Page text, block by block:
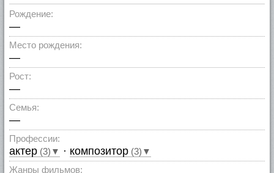
Рождение:
—
Место рождения:
—
Рост:
—
Семья:
—
Профессии:
актер (3)▼ · композитор (3)▼
Жанры фильмов: